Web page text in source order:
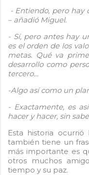
- Entiendo, pero hay
– añadió Miguel.
- Sí, pero antes hay
es el orden de los
metas. Qué va
desarrollo como
tercero…
-Algo así como un
- Exactamente, es
hacer y hacer, sin
Esta historia
también tiene un
más importante es
otros muchos
tiempo y su paz.